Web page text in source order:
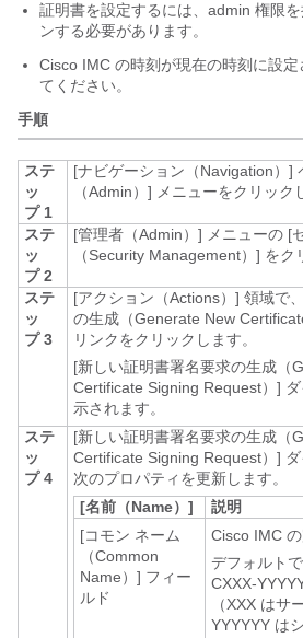
証明書を設定するには、admin 権限
ンする必要があります。
Cisco IMC の時刻が現在の時刻に設
てください。
手順
ステ
ッ
プ 1
[ナビゲーション（Navigation）]
（Admin）] メニューをクリック
ステ
ッ
プ 2
[管理者（Admin）] メニューの [
（Security Management）] をク
ステ
ッ
プ 3
[アクション（Actions）] 領域で
の生成（Generate New
リンクをクリックします。
[新しい証明書署名要求の生成（
Certificate Signing Request）]
示されます。
ステ
ッ
プ 4
[新しい証明書署名要求の生成（
Certificate Signing Request）]
次のプロパティを更新します。
[名前（Name）]
説明
[コモン ネーム
（Common
Name）] フィー
ルド
Cisco IMC
デフォルト
CXXX-
（XXX はサ
YYYYYY は